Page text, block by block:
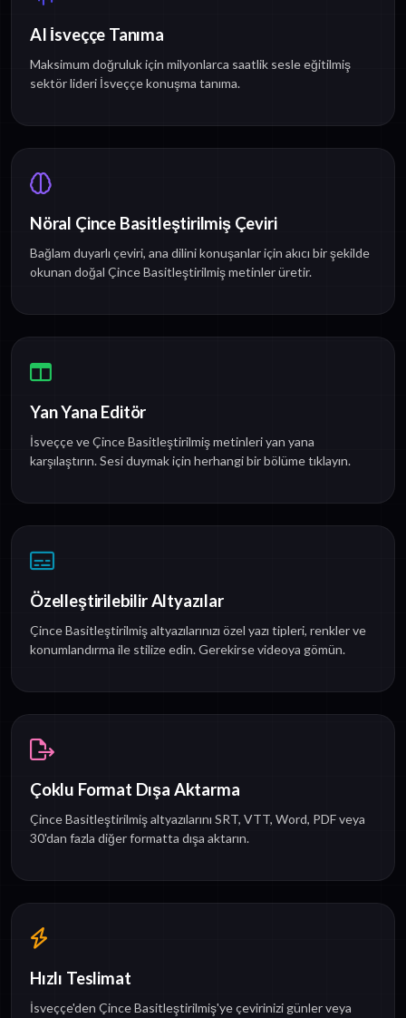
AI İsveççe Tanıma
Maksimum doğruluk için milyonlarca saatlik sesle eğitilmiş
sektör lideri İsveççe konuşma tanıma.
Nöral Çince Basitleştirilmiş Çeviri
Bağlam duyarlı çeviri, ana dilini konuşanlar için akıcı bir şekilde
okunan doğal Çince Basitleştirilmiş metinler üretir.
Yan Yana Editör
İsveççe ve Çince Basitleştirilmiş metinleri yan yana
karşılaştırın. Sesi duymak için herhangi bir bölüme tıklayın.
Özelleştirilebilir Altyazılar
Çince Basitleştirilmiş altyazılarınızı özel yazı tipleri, renkler ve
konumlandırma ile stilize edin. Gerekirse videoya gömün.
Çoklu Format Dışa Aktarma
Çince Basitleştirilmiş altyazılarını SRT, VTT, Word, PDF veya
30'dan fazla diğer formatta dışa aktarın.
Hızlı Teslimat
İsveççe'den Çince Basitleştirilmiş'ye çevirinizi günler veya